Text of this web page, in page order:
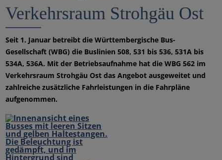
Verkehrsraum Strohgäu Ost
Seit 1. Januar betreibt die Württembergische Bus-
Gesellschaft (WBG) die Buslinien 508, 531 bis 536, 531A bis
534A, 536A. Mit der Betriebsaufnahme hat die WBG 562 im
Verkehrsraum Strohgäu Ost das Angebot ausgeweitet und
zahlreiche zusätzliche Fahrleistungen in die Fahrpläne
aufgenommen.